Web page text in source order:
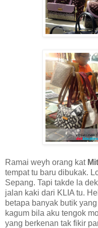
Ramai weyh orang kat
tempat tu baru dibukak.
Sepang. Tapi takde la
jalan kaki dari KLIA tu.
betapa banyak butik
kagum bila aku tengok
yang berkenan tak fikir